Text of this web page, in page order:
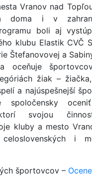
Vranov nad
doma i v
boli aj
klubu Elastik CVČ
Štefanovovej a
oceňuje
žiak –
a najúspešnejší
svojou
kluby a mesto
i
športovcov –